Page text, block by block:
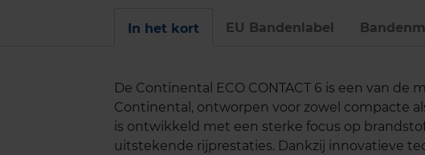
In het kort EU Bandenlabel
De Continental ECO CONTACT 6 is een van de
Continental, ontworpen voor zowel compacte
is ontwikkeld met een sterke focus op
uitstekende rijprestaties. Dankzij innovatieve